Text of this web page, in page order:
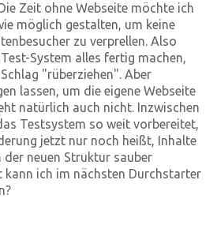
Zeit ohne Webseite möchte ich
möglich gestalten, um keine
zu verprellen. Also
System alles fertig machen,
"rüberziehen". Aber
lassen, um die eigene Webseite
natürlich auch nicht. Inzwischen
Testsystem so weit vorbereitet,
jetzt nur noch heißt, Inhalte
der neuen Struktur sauber
kann ich im nächsten Durchstarter